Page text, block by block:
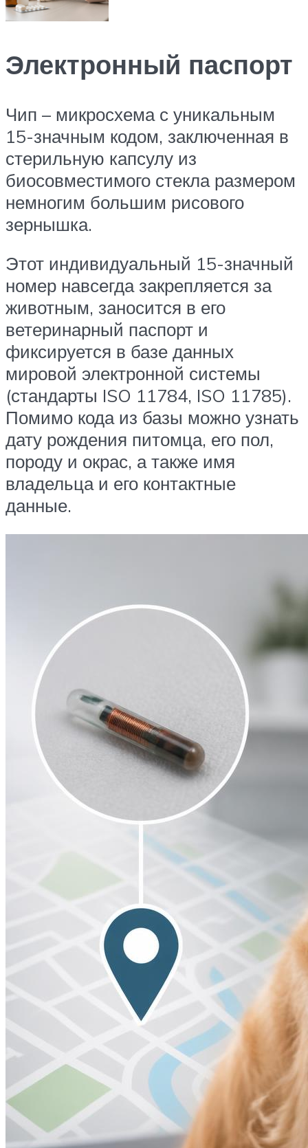
Электронный паспорт
Чип – микросхема с уникальным
15-значным кодом, заключенная в
стерильную капсулу из
биосовместимого стекла размером
немногим большим рисового
зернышка.
Этот индивидуальный 15-значный
номер навсегда закрепляется за
животным, заносится в его
ветеринарный паспорт и
фиксируется в базе данных
мировой электронной системы
(стандарты ISO 11784, ISO 11785).
Помимо кода из базы можно узнать
дату рождения питомца, его пол,
породу и окрас, а также имя
владельца и его контактные
данные.